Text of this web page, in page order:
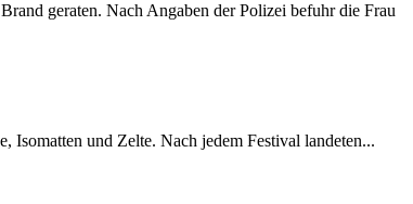
geraten. Nach Angaben der Polizei befuhr die Frau
Isomatten und Zelte. Nach jedem Festival landeten...